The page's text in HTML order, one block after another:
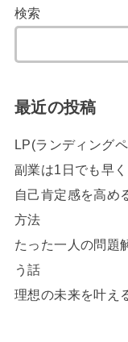
検索
最近の投稿
LP(ランディング
副業は1日でも早
自己肯定感を高め
方法
たった一人の問題
う話
理想の未来を叶え